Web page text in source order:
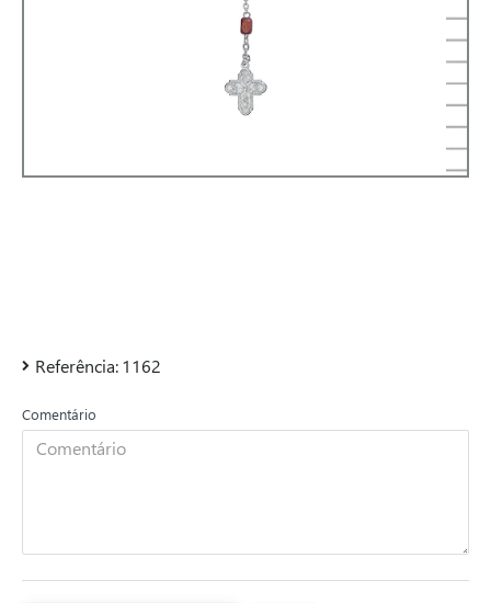
Referência:1162
Comentário